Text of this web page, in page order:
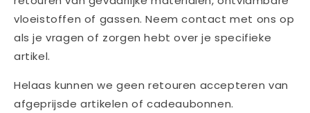
vloeistoffen of gassen. Neem contact met ons op
als je vragen of zorgen hebt over je specifieke
artikel.
Helaas kunnen we geen retouren accepteren van
afgeprijsde artikelen of cadeaubonnen.